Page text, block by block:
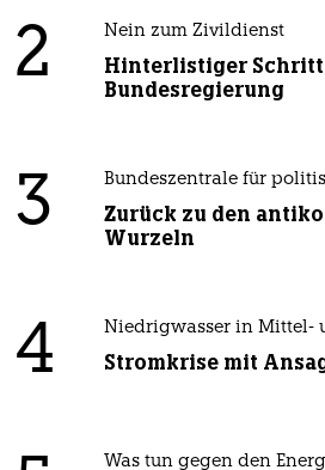
2 Nein zum Zivildienst
Hinterlistiger
Bundesregierung
3 Bundeszentrale für
Zurück zu den
Wurzeln
4 Niedrigwasser in Mittel-
Stromkrise mit
Was tun gegen den